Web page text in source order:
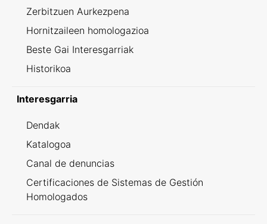
Zerbitzuen Aurkezpena
Hornitzaileen homologazioa
Beste Gai Interesgarriak
Historikoa
Interesgarria
Dendak
Katalogoa
Canal de denuncias
Certificaciones de Sistemas de Gestión
Homologados